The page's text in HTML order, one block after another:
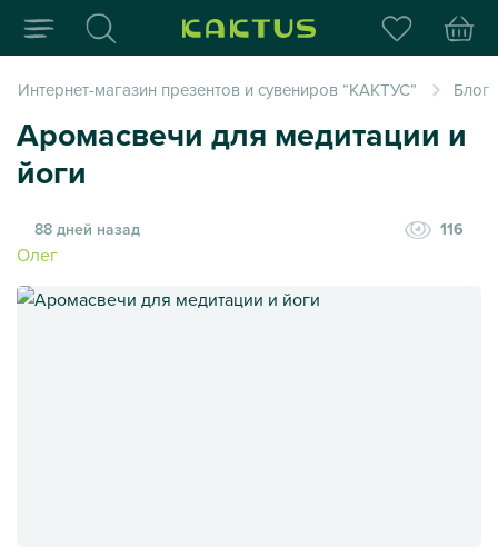
Интернет-магазин
Интернет-магазин презентов и сувениров “КАКТУС” Блог
Аромасвечи для медитации и
йоги
88 дней назад 116
Олег